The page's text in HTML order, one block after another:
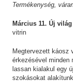
Termékenység,
Március 11. Új
vitrin
Megtervezett káosz
érkezésével minden
lassan kialakul egy
szokásokat